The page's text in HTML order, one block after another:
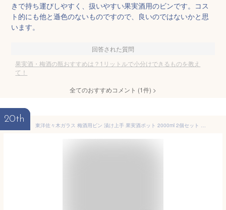
きで持ち運びしやすく、扱いやすい果実酒用のビンです。コス
ト的にも他と遜色のないものですので、良いのではないかと思
います。
回答された質問
果実酒・梅酒の瓶おすすめは？1リットルで小分けできるものを教え
て！
全てのおすすめコメント (1件) >
20th
東洋佐々木ガラス 梅酒用ビン 漬け上手 果実酒ポット 2000ml 2個セット オリーブグリーン 保存瓶 保存容器 日本製 しおり付き I-77861-OG-B-JAN